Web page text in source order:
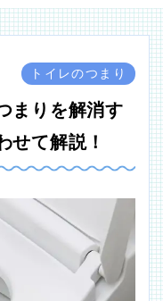
トイレのつまり
まりを解消す
せて解説！